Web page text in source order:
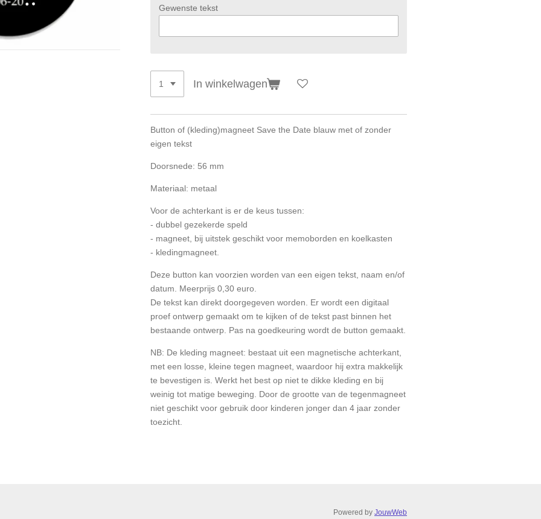
Gewenste tekst
In winkelwagen
Button of (kleding)magneet Save the Date blauw met of zonder
eigen tekst
Doorsnede: 56 mm
Materiaal: metaal
Voor de achterkant is er de keus tussen:
- dubbel gezekerde speld
- magneet, bij uitstek geschikt voor memoborden en koelkasten
- kledingmagneet.
Deze button kan voorzien worden van een eigen tekst, naam en/of
datum. Meerprijs 0,30 euro.
De tekst kan direkt doorgegeven worden. Er wordt een digitaal
proef ontwerp gemaakt om te kijken of de tekst past binnen het
bestaande ontwerp. Pas na goedkeuring wordt de button gemaakt.
NB: De kleding magneet: bestaat uit een magnetische achterkant,
met een losse, kleine tegen magneet, waardoor hij extra makkelijk
te bevestigen is. Werkt het best op niet te dikke kleding en bij
weinig tot matige beweging. Door de grootte van de tegenmagneet
niet geschikt voor gebruik door kinderen jonger dan 4 jaar zonder
toezicht.
Powered by JouwWeb